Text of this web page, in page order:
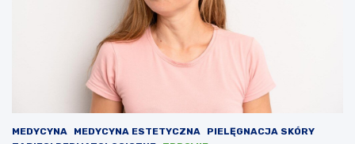
MEDYCYNA MEDYCYNA ESTETYCZNA
PIELĘGNACJA SKÓRY